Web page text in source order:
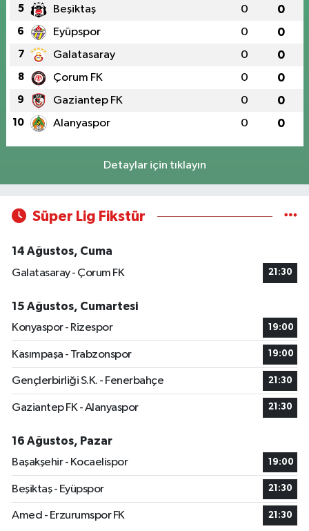
5 Beşiktaş 0 0
6 Eyüpspor 0 0
7 Galatasaray 0 0
8 Çorum FK 0 0
9 Gaziantep FK 0 0
10 Alanyaspor 0 0
Detaylar için tıklayın
Süper Lig Fikstür
14 Ağustos, Cuma
Galatasaray - Çorum FK
21:30
15 Ağustos, Cumartesi
Konyaspor - Rizespor
19:00
Kasımpaşa - Trabzonspor 19:00
Gençlerbirliği S.K. - Fenerbahçe 21:30
Gaziantep FK - Alanyaspor 21:30
16 Ağustos, Pazar
Başakşehir - Kocaelispor
19:00
Beşiktaş - Eyüpspor 21:30
Amed - Erzurumspor FK 21:30